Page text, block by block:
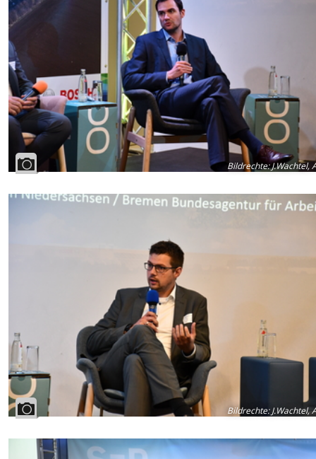
Bildrechte:J.Wachtel,
Bildrechte:J.Wachtel,